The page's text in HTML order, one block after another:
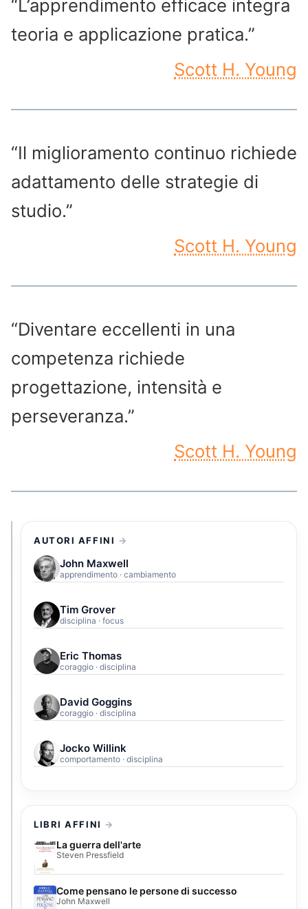
“L’apprendimento efficace integra
teoria e applicazione pratica.”
Scott H. Young
“Il miglioramento continuo richiede
adattamento delle strategie di
studio.”
Scott H. Young
“Diventare eccellenti in una
competenza richiede
progettazione, intensità e
perseveranza.”
Scott H. Young
AUTORI AFFINI
John Maxwell
apprendimento · cambiamento
Tim Grover
disciplina · focus
Eric Thomas
coraggio · disciplina
David Goggins
coraggio · disciplina
Jocko Willink
comportamento · disciplina
LIBRI AFFINI
La guerra dell'arte
Steven Pressfield
Come pensano le persone di successo
John Maxwell